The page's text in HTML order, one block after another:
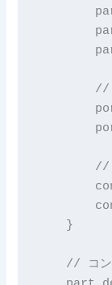
// 外部
// 内
    }
// コンポ